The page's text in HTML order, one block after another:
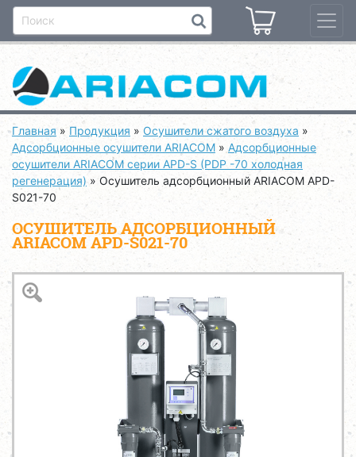
Главная » Продукция » Осушители сжатого воздуха »
Адсорбционные осушители ARIACOM » Адсорбционные
осушители ARIACOM серии APD-S (PDP -70 холодная
регенерация) » Осушитель адсорбционный ARIACOM APD-
S021-70
ОСУШИТЕЛЬ АДСОРБЦИОННЫЙ
ARIACOM APD-S021-70